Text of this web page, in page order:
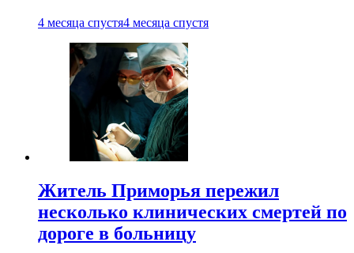
4 месяца спустя4 месяца спустя
Житель Приморья пережил
несколько клинических смертей по
дороге в больницу